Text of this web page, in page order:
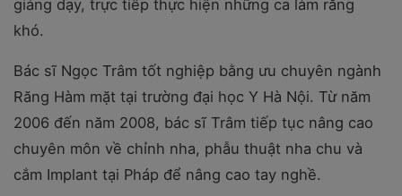
giảng dạy, trực tiếp thực hiện những ca làm răng
khó.
Bác sĩ Ngọc Trâm tốt nghiệp bằng ưu chuyên ngành
Răng Hàm mặt tại trường đại học Y Hà Nội. Từ năm
2006 đến năm 2008, bác sĩ Trâm tiếp tục nâng cao
chuyên môn về chỉnh nha, phẫu thuật nha chu và
cắm Implant tại Pháp để nâng cao tay nghề.